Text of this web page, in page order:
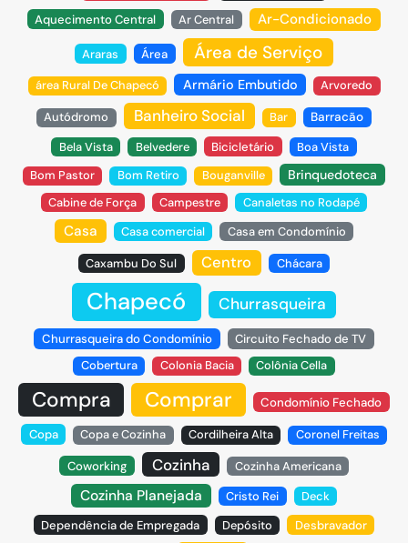
Aquecimento Central
Ar Central Ar-Condicionado
Araras Área Área de Serviço
área Rural De Chapecó Armário Embutido Arvoredo
Autódromo Banheiro Social Bar
Barracão
Bela Vista
Belvedere Bicicletário
Boa Vista
Bom Pastor
Bom Retiro Bouganville Brinquedoteca
Cabine de Força Campestre Canaletas no Rodapé
Casa Casa comercial Casa em Condomínio
Caxambu Do Sul Centro Chácara
Chapecó Churrasqueira
Churrasqueira do Condomínio
Circuito Fechado de TV
Cobertura
Colonia Bacia Colônia Cella
Compra Comprar Condomínio Fechado
Copa Copa e Cozinha Cordilheira Alta Coronel Freitas
Coworking Cozinha Cozinha Americana
Cozinha Planejada Cristo Rei
Deck
Dependência de Empregada
Depósito
Desbravador